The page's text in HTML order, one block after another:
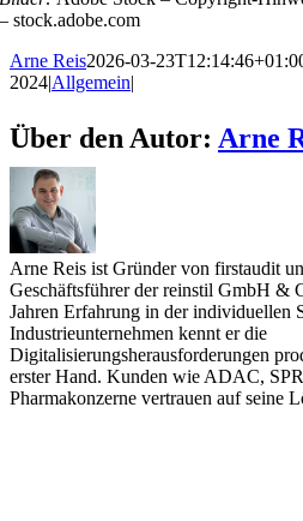
– stock.adobe.com
Arne Reis2026-03-
2024|Allgemein|
Über den Autor: Arne
Arne Reis ist Gründer von firstaudit
Geschäftsführer der reinstil GmbH &
Jahren Erfahrung in der individuellen
Industrieunternehmen kennt er die
Digitalisierungsherausforderungen
erster Hand. Kunden wie ADAC,
Pharmakonzerne vertrauen auf seine